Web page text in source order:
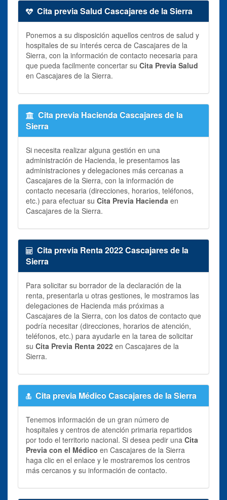
Cita previa Salud Cascajares de la Sierra
Ponemos a su disposición aquellos centros de salud y
hospitales de su interés cerca de Cascajares de la
Sierra, con la información de contacto necesaria para
que pueda facilmente concertar su Cita Previa Salud
en Cascajares de la Sierra.
Cita previa Hacienda Cascajares de la
Sierra
Si necesita realizar alguna gestión en una
administración de Hacienda, le presentamos las
administraciones y delegaciones más cercanas a
Cascajares de la Sierra, con la información de
contacto necesaria (direcciones, horarios, teléfonos,
etc.) para efectuar su Cita Previa Hacienda en
Cascajares de la Sierra.
Cita previa Renta 2022 Cascajares de la
Sierra
Para solicitar su borrador de la declaración de la
renta, presentarla u otras gestiones, le mostramos las
delegaciones de Hacienda más próximas a
Cascajares de la Sierra, con los datos de contacto que
podría necesitar (direcciones, horarios de atención,
teléfonos, etc.) para ayudarle en la tarea de solicitar
su Cita Previa Renta 2022 en Cascajares de la
Sierra.
Cita previa Médico Cascajares de la Sierra
Tenemos información de un gran número de
hospitales y centros de atención primaria repartidos
por todo el territorio nacional. Si desea pedir una Cita
Previa con el Médico en Cascajares de la Sierra
haga clic en el enlace y le mostraremos los centros
más cercanos y su información de contacto.